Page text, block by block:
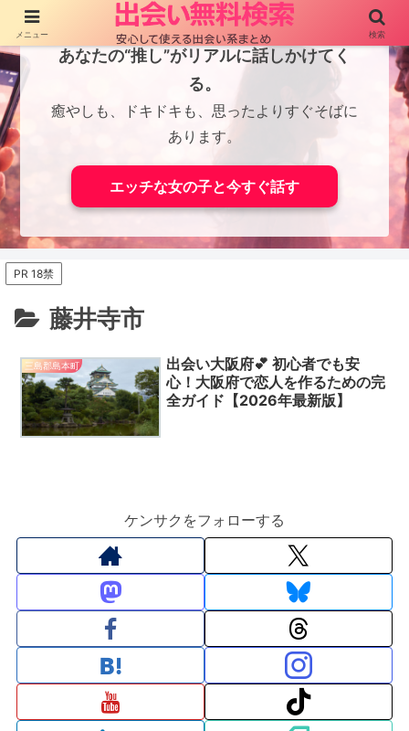
あなたの“推し”がリアルに話しかけてく
る。
癒やしも、ドキドキも、思ったよりすぐそばに
あります。
エッチな女の子と今すぐ話す
PR 18禁
藤井寺市
三島郡島本町
出会い大阪府💕 初心者でも安
心！大阪府で恋人を作るための完
全ガイド【2026年最新版】
ケンサクをフォローする
メニュー 検索